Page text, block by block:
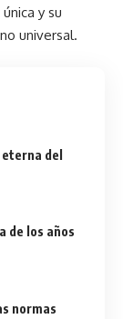
y su
universal.
del
de los años
normas